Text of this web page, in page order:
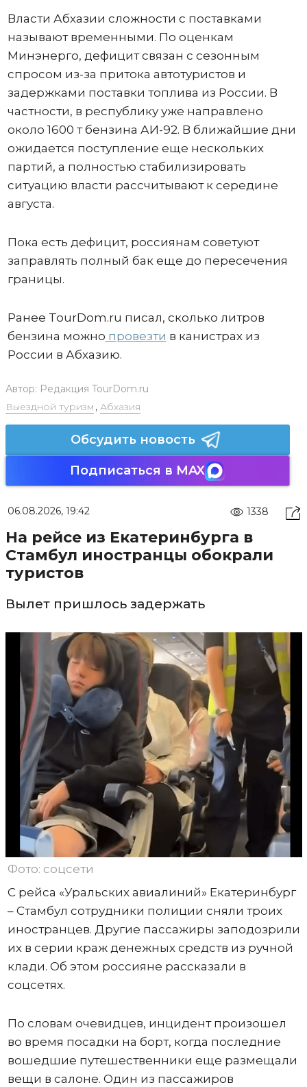
Власти Абхазии сложности с поставками
называют временными. По оценкам
Минэнерго, дефицит связан с сезонным
спросом из-за притока автотуристов и
задержками поставки топлива из России. В
частности, в республику уже направлено
около 1600 т бензина АИ-92. В ближайшие дни
ожидается поступление еще нескольких
партий, а полностью стабилизировать
ситуацию власти рассчитывают к середине
августа.
Пока есть дефицит, россиянам советуют
заправлять полный бак еще до пересечения
границы.
Ранее TourDom.ru писал, сколько литров
бензина можно провезти в канистрах из
России в Абхазию.
Автор: Редакция TourDom.ru
Выездной туризм , Абхазия
Обсудить новость
Подписаться в MAX
06.08.2026, 19:42 1338
На рейсе из Екатеринбурга в
Стамбул иностранцы обокрали
туристов
Вылет пришлось задержать
Фото: соцсети
С рейса «Уральских авиалиний» Екатеринбург
– Стамбул сотрудники полиции сняли троих
иностранцев. Другие пассажиры заподозрили
их в серии краж денежных средств из ручной
клади. Об этом россияне рассказали в
соцсетях.
По словам очевидцев, инцидент произошел
во время посадки на борт, когда последние
вошедшие путешественники еще размещали
вещи в салоне. Один из пассажиров